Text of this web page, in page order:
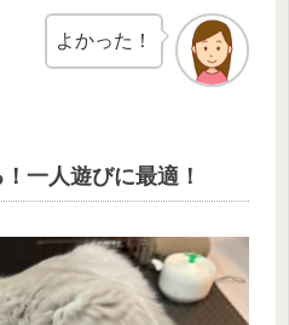
よかった！
一人遊びに最適！